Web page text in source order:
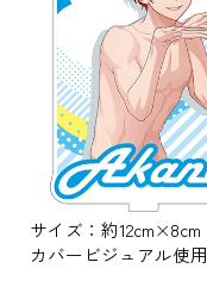
サイズ：約12cm×8cm
カバービジュアル使用